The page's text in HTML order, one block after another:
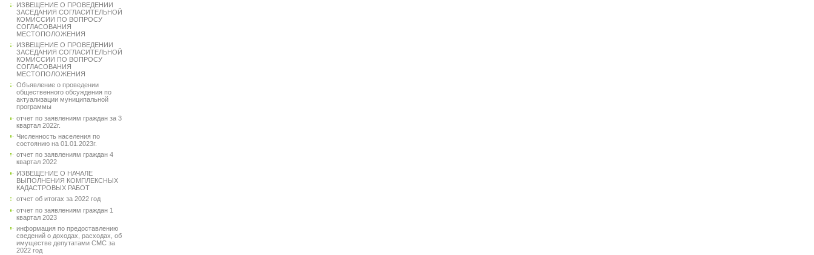
ИЗВЕЩЕНИЕ О ПРОВЕДЕНИИ
ЗАСЕДАНИЯ СОГЛАСИТЕЛЬНОЙ
КОМИССИИ ПО ВОПРОСУ
СОГЛАСОВАНИЯ
МЕСТОПОЛОЖЕНИЯ
ИЗВЕЩЕНИЕ О ПРОВЕДЕНИИ
ЗАСЕДАНИЯ СОГЛАСИТЕЛЬНОЙ
КОМИССИИ ПО ВОПРОСУ
СОГЛАСОВАНИЯ
МЕСТОПОЛОЖЕНИЯ
Объявление о проведении
общественного обсуждения по
актуализации муниципальной
программы
отчет по заявлениям граждан за 3
квартал 2022г.
Численность населения по
состоянию на 01.01.2023г.
отчет по заявлениям граждан 4
квартал 2022
ИЗВЕЩЕНИЕ О НАЧАЛЕ
ВЫПОЛНЕНИЯ КОМПЛЕКСНЫХ
КАДАСТРОВЫХ РАБОТ
отчет об итогах за 2022 год
отчет по заявлениям граждан 1
квартал 2023
информация по предоставлению
сведений о доходах, расходах, об
имуществе депутатами СМС за
2022 год